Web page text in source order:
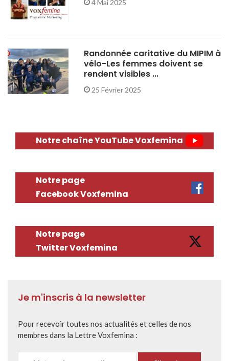
4 Mai 2025
Randonnée caritative du MIPIM à
vélo-Les femmes doivent se
rendent visibles ...
25 Février 2025
Notre chaîne YouTube Voxfemina
Notre page
Facebook Voxfemina
Notre page
Twitter Voxfemina
Je m'inscris à la newsletter
Pour recevoir toutes nos actualités et celles de nos
membres dans la Lettre Voxfemina :